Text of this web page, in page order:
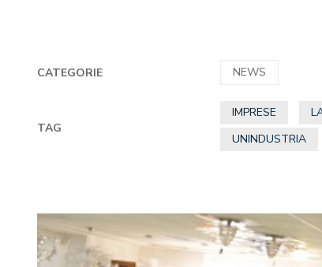
CATEGORIE NEWS
TAG
IMPRESE
UNINDUSTRIA